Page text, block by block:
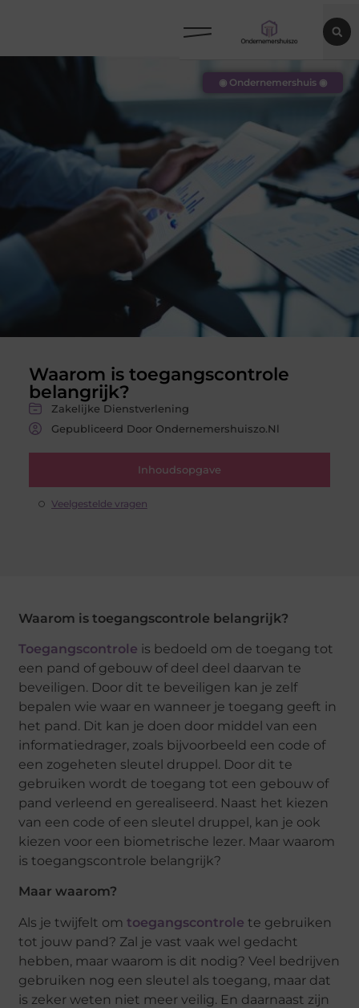
Waarom is toegangscontrole
belangrijk?
Zakelijke Dienstverlening
Gepubliceerd Door Ondernemershuiszo.nl
Inhoudsopgave
Veelgestelde vragen
◉ Ondernemershuis ◉
Waarom is toegangscontrole belangrijk?
Toegangscontrole is bedoeld om de toegang tot
een pand of gebouw of deel deel daarvan te
beveiligen. Door dit te beveiligen kan je zelf
bepalen wie waar en wanneer je toegang geeft in
het pand. Dit kan je doen door middel van een
informatiedrager, zoals bijvoorbeeld een code of
een zogeheten sleutel druppel. Door dit te
gebruiken wordt de toegang tot een gebouw of
pand verleend en gerealiseerd. Naast het kiezen
van een code of een sleutel druppel, kan je ook
kiezen voor een biometrische lezer. Maar waarom
is toegangscontrole belangrijk?
Maar waarom?
Als je twijfelt omtoegangscontrole te gebruiken
tot jouw pand? Zal je vast vaak wel gedacht
hebben, maar waarom is dit nodig? Veel bedrijven
gebruiken nog een sleutel als toegang, maar dat
is zeker weten niet meer veilig. En daarnaast zijn